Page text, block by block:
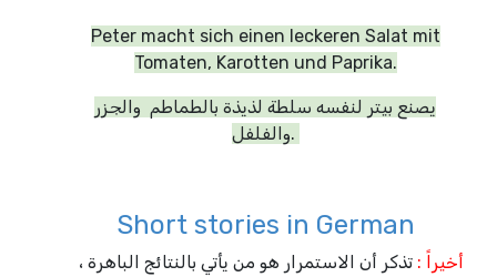
Peter macht sich einen leckeren Salat mit
Tomaten, Karotten und Paprika.
يصنع بيتر لنفسه سلطة لذيذة بالطماطم والجزر
والفلفل.
Short stories in German
أخيراً : تذكر أن الاستمرار هو من يأتي بالنتائج الباهرة ،